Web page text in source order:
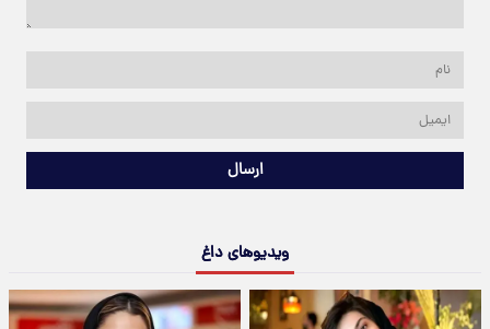
ارسال
ویدیوهای داغ